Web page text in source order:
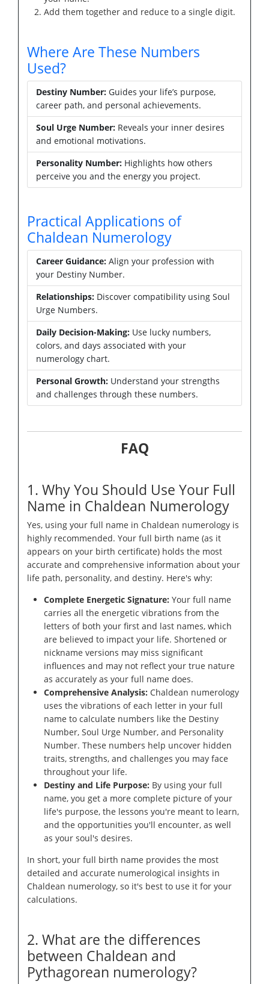
Add them together and reduce to a single digit.
Where Are These Numbers
Used?
Destiny Number: Guides your life’s purpose,
career path, and personal achievements.
Soul Urge Number: Reveals your inner desires
and emotional motivations.
Personality Number: Highlights how others
perceive you and the energy you project.
Practical Applications of
Chaldean Numerology
Career Guidance: Align your profession with
your Destiny Number.
Relationships: Discover compatibility using Soul
Urge Numbers.
Daily Decision-Making: Use lucky numbers,
colors, and days associated with your
numerology chart.
Personal Growth: Understand your strengths
and challenges through these numbers.
FAQ
1. Why You Should Use Your Full
Name in Chaldean Numerology
Yes, using your full name in Chaldean numerology is
highly recommended. Your full birth name (as it
appears on your birth certificate) holds the most
accurate and comprehensive information about your
life path, personality, and destiny. Here's why:
Complete Energetic Signature: Your full name
carries all the energetic vibrations from the
letters of both your first and last names, which
are believed to impact your life. Shortened or
nickname versions may miss significant
influences and may not reflect your true nature
as accurately as your full name does.
Comprehensive Analysis: Chaldean numerology
uses the vibrations of each letter in your full
name to calculate numbers like the Destiny
Number, Soul Urge Number, and Personality
Number. These numbers help uncover hidden
traits, strengths, and challenges you may face
throughout your life.
Destiny and Life Purpose: By using your full
name, you get a more complete picture of your
life's purpose, the lessons you're meant to learn,
and the opportunities you'll encounter, as well
as your soul's desires.
In short, your full birth name provides the most
detailed and accurate numerological insights in
Chaldean numerology, so it's best to use it for your
calculations.
2. What are the differences
between Chaldean and
Pythagorean numerology?